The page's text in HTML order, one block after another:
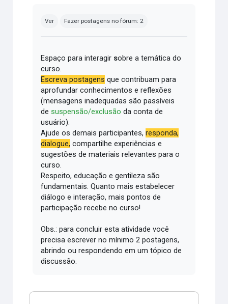
Ver Fazer postagens no fórum: 2
Espaço para interagir sobre a temática do
curso.
Escreva postagens que contribuam para
aprofundar conhecimentos e reflexões
(mensagens inadequadas são passíveis
desuspensão/exclusão da conta de
usuário).
Ajude os demais participantes,responda,
dialogue, compartilhe experiências e
sugestões de materiais relevantes para o
curso.
Respeito, educação e gentileza são
fundamentais.Quanto mais estabelecer
diálogo e interação, mais pontos de
participação recebe no curso!
Obs.: para concluir esta atividade você
precisa escrever no mínimo 2 postagens,
abrindo ou respondendo em um tópico de
discussão.